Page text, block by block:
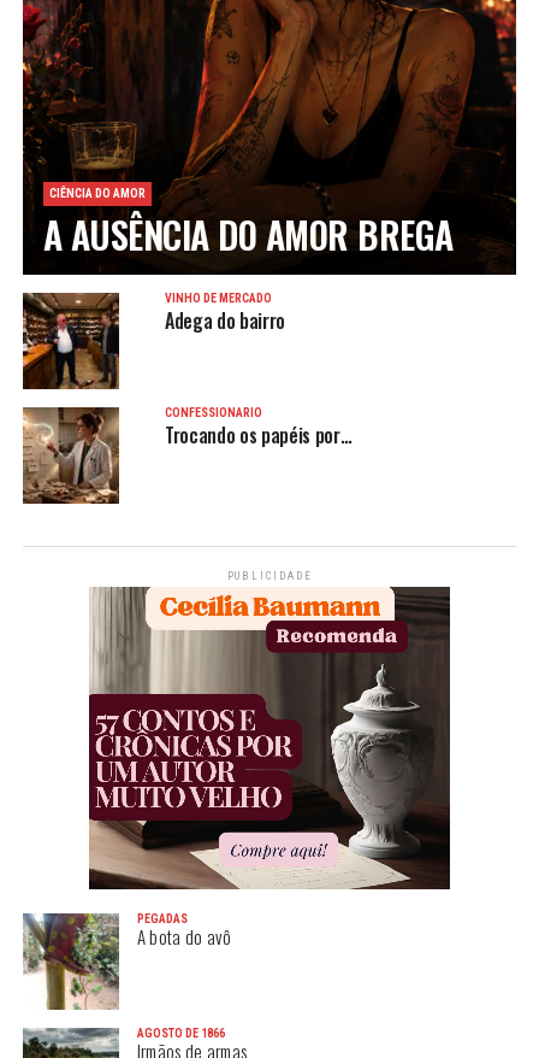
CIÊNCIA DO AMOR
A AUSÊNCIA DO AMOR BREGA
VINHO DE MERCADO
Adega do bairro
CONFESSIONÁRIO
Trocando os papéis por…
PUBLICIDADE
PEGADAS
A bota do avô
AGOSTO DE 1866
Irmãos de armas